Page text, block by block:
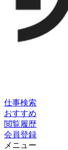
仕事検索
おすすめ
閲覧履歴
会員登録
メニュー